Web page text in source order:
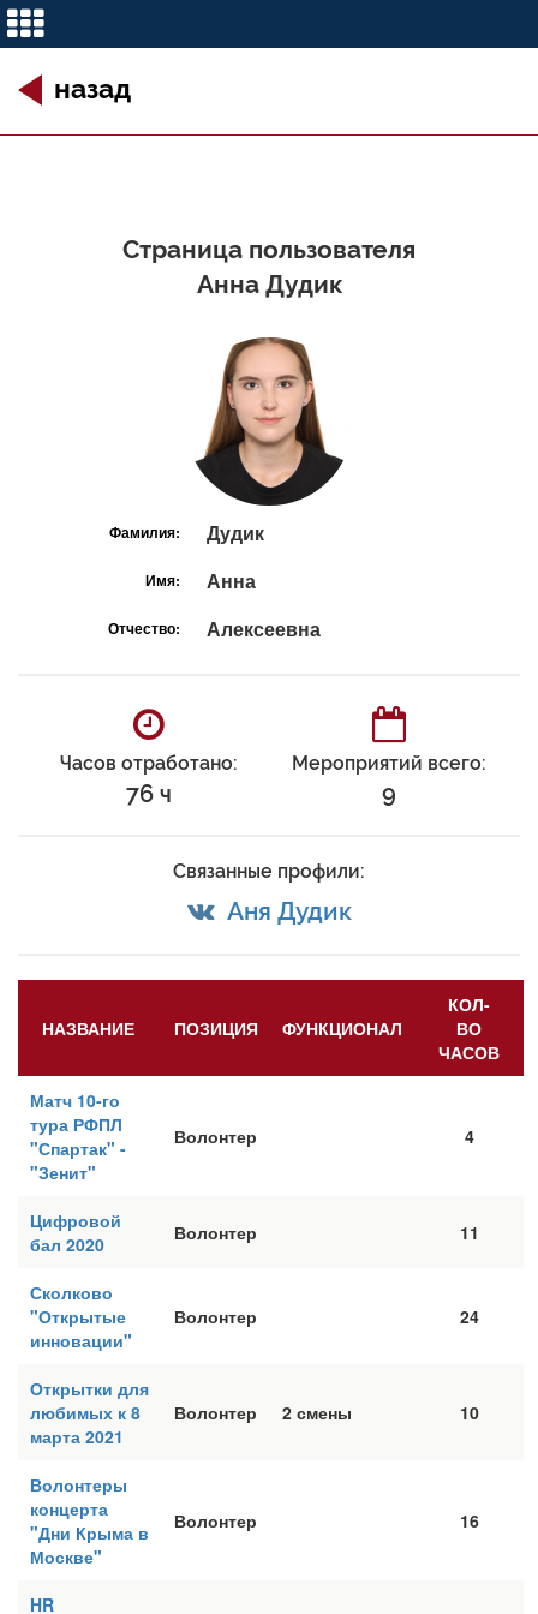
назад
Страница пользователя
Анна Дудик
Фамилия: Дудик
Имя: Анна
Отчество: Алексеевна
Часов отработано:
76 ч
Мероприятий всего:
9
Связанные профили:
Аня Дудик
НАЗВАНИЕ ПОЗИЦИЯ ФУНКЦИОНАЛ
КОЛ-
ВО
ЧАСОВ
Матч 10-го
тура РФПЛ
"Спартак" -
"Зенит"
Волонтер 4
Цифровой
бал 2020
Волонтер 11
Сколково
"Открытые
инновации"
Волонтер 24
Открытки для
любимых к 8
марта 2021
Волонтер 2 смены 10
Волонтеры
концерта
"Дни Крыма в
Москве"
Волонтер 16
HR